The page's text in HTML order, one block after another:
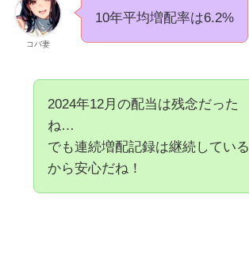
コバ妻
10年平均増配率は6.2%
2024年12月の配当は残念だった
ね…
でも連続増配記録は継続している
から安心だね！